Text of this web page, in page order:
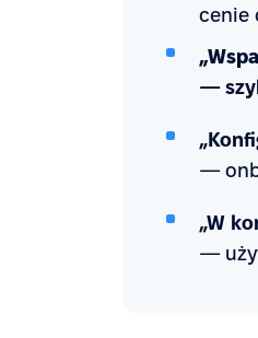
cenie
—
—
„W
—